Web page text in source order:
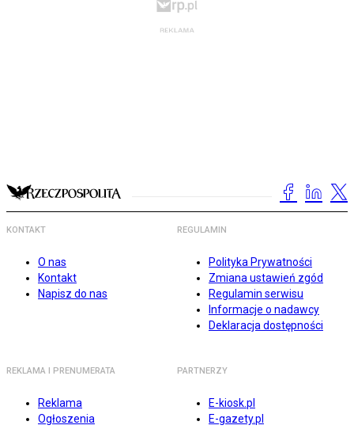
KONTAKT
O nas
Kontakt
Napisz do nas
REGULAMIN
Polityka Prywatności
Zmiana ustawień zgód
Regulamin serwisu
Informacje o nadawcy
Deklaracja dostępności
REKLAMA I PRENUMERATA
Reklama
Ogłoszenia
PARTNERZY
E-kiosk.pl
E-gazety.pl